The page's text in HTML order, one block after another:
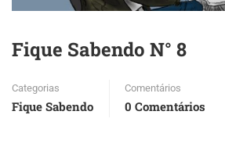
Fique Sabendo N° 8
Categorias
Fique Sabendo
Comentários
0 Comentários